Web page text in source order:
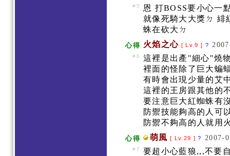
#5
恩 打BOSS要小心一
就像死騎大大獎ㄉ 緋
蛛在砍大ㄉ
心得 火焰之心 [ Lv.9 ] ?
#6
這裡是出產"細心"燒
裡面的怪除了巨大蝙
有時會出現少量的艾
這裡的王房跟其他的
要注意巨大紅蜘蛛有
防禦技能夠高的人可
防禦不夠高的人就用
心得 萌風 [ Lv.29 ]? 2007-
#7
要超小心藍狼,,,不要